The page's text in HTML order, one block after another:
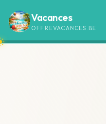
Vacances
OFFREVACANCES.BE